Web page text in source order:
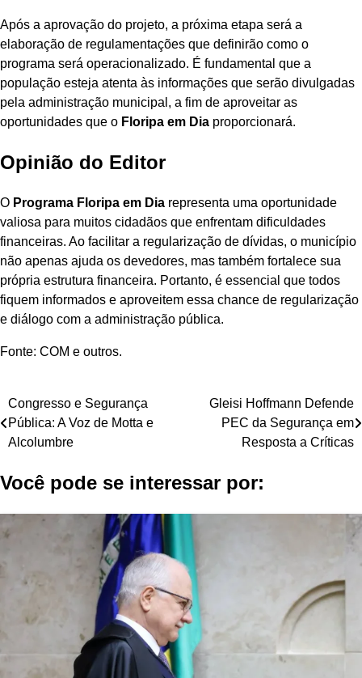
Após a aprovação do projeto, a próxima etapa será a
elaboração de regulamentações que definirão como o
programa será operacionalizado. É fundamental que a
população esteja atenta às informações que serão divulgadas
pela administração municipal, a fim de aproveitar as
oportunidades que o Floripa em Dia proporcionará.
Opinião do Editor
O Programa Floripa em Dia representa uma oportunidade
valiosa para muitos cidadãos que enfrentam dificuldades
financeiras. Ao facilitar a regularização de dívidas, o município
não apenas ajuda os devedores, mas também fortalece sua
própria estrutura financeira. Portanto, é essencial que todos
fiquem informados e aproveitem essa chance de regularização
e diálogo com a administração pública.
Fonte: COM e outros.
Navegação
de
Congresso e Segurança
Pública: A Voz de Motta e
Alcolumbre
Gleisi Hoffmann Defende
PEC da Segurança em
Resposta a Críticas
Você pode se interessar por: